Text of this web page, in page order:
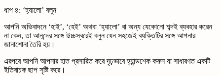
ধাপ ৪: ‘হ্যালো’ বলুন
আপনি অভিবাদনে ‘হাই’, ‘হেই’ অথবা ‘হ্যালো’ বা অন্য যেকোনো শব্দই ব্যবহার করেন
না কেন, তা আনন্দের সঙ্গে উচ্চস্বরেই বলুন যেন সহজেই ব্যক্তিটির সঙ্গে আপনার
জানাশোনা তৈরি হয়।
এরপরে আপনি আপনার হাত প্রসারিত করে দৃঢ়ভাবে হ্যান্ডশেক করুন যা সাধারণত একটি
ইতিবাচক ছাপ সৃষ্টি করে।